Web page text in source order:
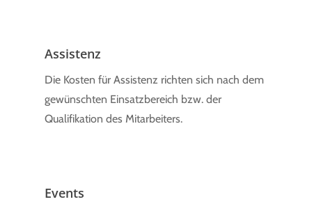
Assistenz
Die Kosten für Assistenz richten sich nach dem
gewünschten Einsatzbereich bzw. der
Qualifikation des Mitarbeiters.
Events